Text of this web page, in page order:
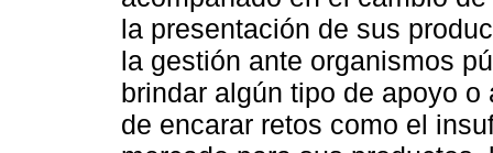
la presentación de sus
la gestión ante organismos
brindar algún tipo de apoyo
de encarar retos como el